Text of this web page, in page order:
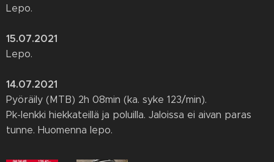
Lepo.
15.07.2021
Lepo.
14.07.2021
Pyöräily (MTB) 2h 08min (ka. syke 123/min).
Pk-lenkki hiekkateillä ja poluilla. Jaloissa ei aivan paras
tunne. Huomenna lepo.